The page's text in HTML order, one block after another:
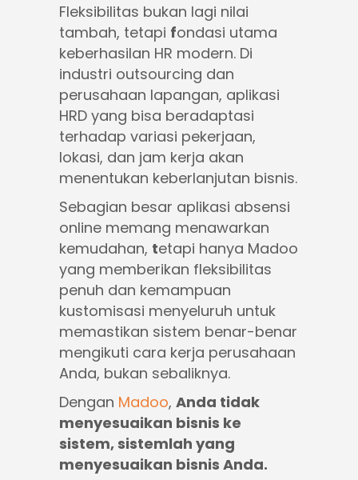
Fleksibilitas bukan lagi nilai
tambah, tetapi fondasi utama
keberhasilan HR modern. Di
industri outsourcing dan
perusahaan lapangan, aplikasi
HRD yang bisa beradaptasi
terhadap variasi pekerjaan,
lokasi, dan jam kerja akan
menentukan keberlanjutan bisnis.
Sebagian besar aplikasi absensi
online memang menawarkan
kemudahan, tetapi hanya Madoo
yang memberikan fleksibilitas
penuh dan kemampuan
kustomisasi menyeluruh untuk
memastikan sistem benar-benar
mengikuti cara kerja perusahaan
Anda, bukan sebaliknya.
Dengan Madoo, Anda tidak
menyesuaikan bisnis ke
sistem, sistemlah yang
menyesuaikan bisnis Anda.